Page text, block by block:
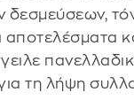
τη λήψη